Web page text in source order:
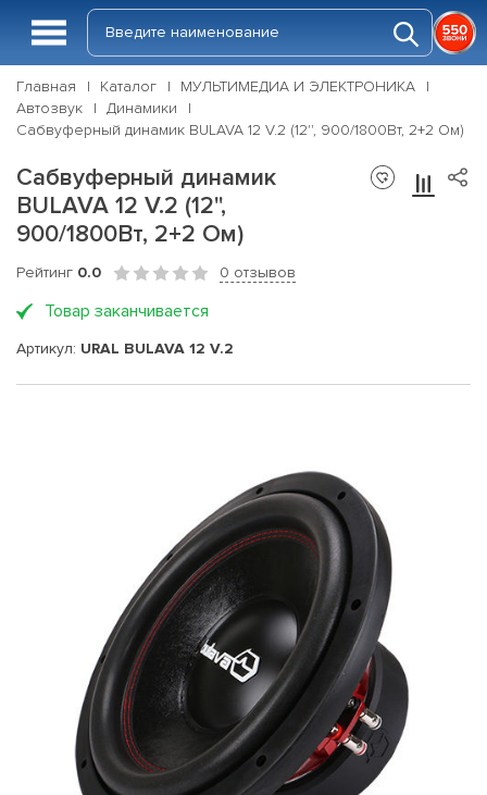
Главная Каталог
МУЛЬТИМЕДИА И ЭЛЕКТРОНИКА
Автозвук
Динамики
Сабвуферный динамик BULAVA 12 V.2 (12'', 900/1800Вт, 2+2 Ом)
Сабвуферный динамик
BULAVA 12 V.2 (12'',
900/1800Вт, 2+2 Ом)
Рейтинг 0.0 0 отзывов
Товар заканчивается
Артикул: URAL BULAVA 12 V.2